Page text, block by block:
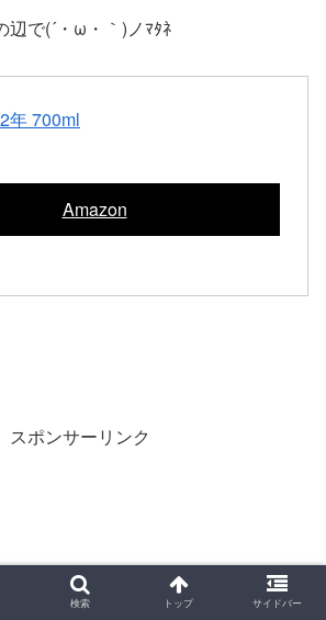
辺で(´・ω・｀)ノﾏﾀﾈ
年 700ml
Amazon
スポンサーリンク
検索 トップ サイドバー